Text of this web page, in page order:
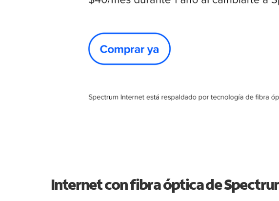
Internet con fibra óptica de